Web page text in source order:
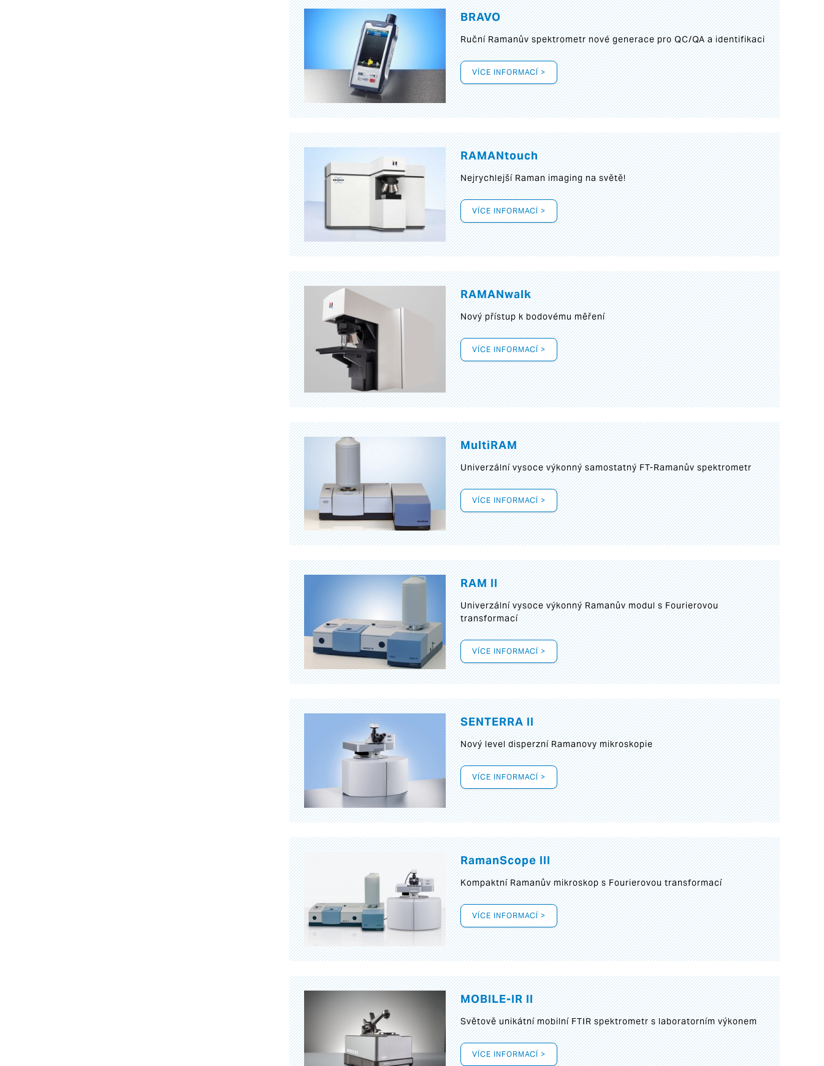
BRAVO
Ruční Ramanův spektrometr nové generace pro QC/QA a identifikaci
VÍCE INFORMACÍ >
RAMANtouch
Nejrychlejší Raman imaging na světě!
VÍCE INFORMACÍ >
RAMANwalk
Nový přístup k bodovému měření
VÍCE INFORMACÍ >
MultiRAM
Univerzální vysoce výkonný samostatný FT-Ramanův spektrometr
VÍCE INFORMACÍ >
RAM II
Univerzální vysoce výkonný Ramanův modul s Fourierovou
transformací
VÍCE INFORMACÍ >
SENTERRA II
Nový level disperzní Ramanovy mikroskopie
VÍCE INFORMACÍ >
RamanScope III
Kompaktní Ramanův mikroskop s Fourierovou transformací
VÍCE INFORMACÍ >
MOBILE-IR II
Světově unikátní mobilní FTIR spektrometr s laboratorním výkonem
VÍCE INFORMACÍ >